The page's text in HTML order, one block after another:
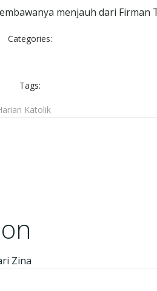
menjauh dari Firman
Categories:
Tags:
Katolik
Zina